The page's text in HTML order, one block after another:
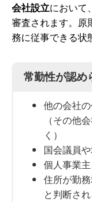
会社設立において
審査されます。原
務に従事できる状
常勤性が認め
他の会社
（その他
く）
国会議員
個人事業
住所が勤
と判断さ